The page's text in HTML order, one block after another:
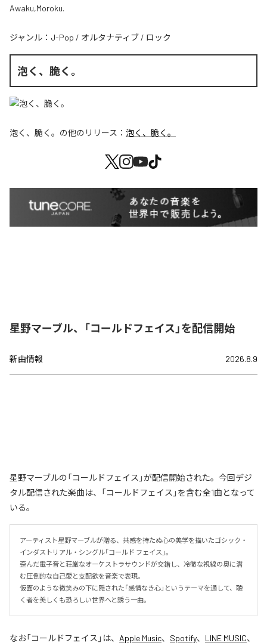
Awaku,Moroku.
ジャンル： J-Pop / オルタナティブ / ロック
泡く、脆く。
泡く、脆く。 の他のリリース： 泡く、脆く。
星野マーブル、「コールドフェイス」を配信開始
新曲情報 2026.8.9
星野マーブルの「コールドフェイス」が配信開始された。今回デジ
タル配信された楽曲は、「コールドフェイス」を含む全1曲となって
いる。
アーティスト星野マーブルが贈る、共感を持たぬ心の美学を描いたゴシック・
インダストリアル・シングル「コールド フェイス」。
歪んだ電子音と荘厳なオーケストラサウンドが交錯し、冷徹な視線の奥に潜
む圧倒的な自己愛と支配欲を音楽で表現。
仮面のような微笑みの下に隠された「感情なき心」というテーマを通して、聴
く者を美しくも恐ろしい世界へと誘う一曲。
なお「コールドフェイス 」は、 Apple Music、 Spotify、 LINE MUSIC、